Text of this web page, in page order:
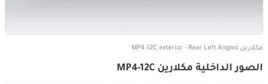
مكلارين MP4-12C exterior - Rear Left Angled
الصور الداخلية مكلارين MP4-12C